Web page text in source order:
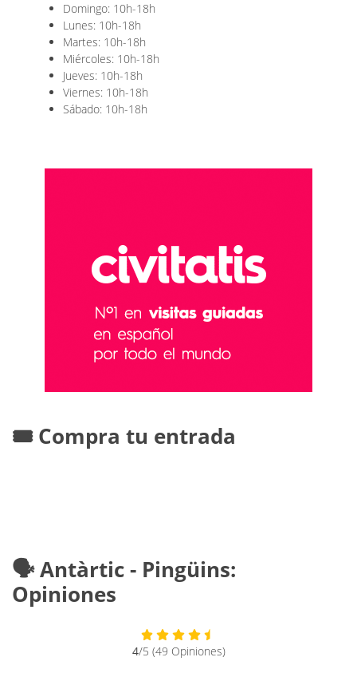
Domingo: 10h-18h
Lunes: 10h-18h
Martes: 10h-18h
Miércoles: 10h-18h
Jueves: 10h-18h
Viernes: 10h-18h
Sábado: 10h-18h
🎟️ Compra tu entrada
🗣️ Antàrtic - Pingüins:
Opiniones
4/5 (49 Opiniones)